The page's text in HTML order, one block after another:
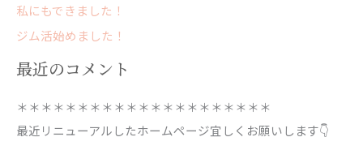
私にもできました！
ジム活始めました！
最近のコメント
＊＊＊＊＊＊＊＊＊＊＊＊＊＊＊＊＊＊＊＊＊
最近リニューアルしたホームページ宜しくお願いします👇